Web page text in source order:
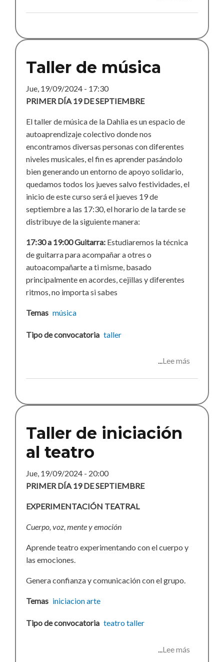
Taller de música
Jue, 19/09/2024 - 17:30
PRIMER DÍA 19 DE SEPTIEMBRE
El taller de música de la Dahlia es un espacio de
autoaprendizaje colectivo donde nos
encontramos diversas personas con diferentes
niveles musicales, el fin es aprender pasándolo
bien generando un entorno de apoyo solidario,
quedamos todos los jueves salvo festividades, el
inicio de este curso será el jueves 19 de
septiembre a las 17:30, el horario de la tarde se
distribuye de la siguiente manera:
17:30 a 19:00 Guitarra: Estudiaremos la técnica
de guitarra para acompañar a otres o
autoacompañarte a ti misme, basado
principalmente en acordes, cejillas y diferentes
ritmos, no importa si sabes
Temas música
Tipo de convocatoria taller
Lee más
música
Taller de iniciación
al teatro
Jue, 19/09/2024 - 20:00
PRIMER DÍA 19 DE SEPTIEMBRE
EXPERIMENTACIÓN TEATRAL
Cuerpo, voz, mente y emoción
Aprende teatro experimentando con el cuerpo y
las emociones.
Genera confianza y comunicación con el grupo.
Temas iniciacionarte
Tipo de convocatoria teatrotaller
Lee más